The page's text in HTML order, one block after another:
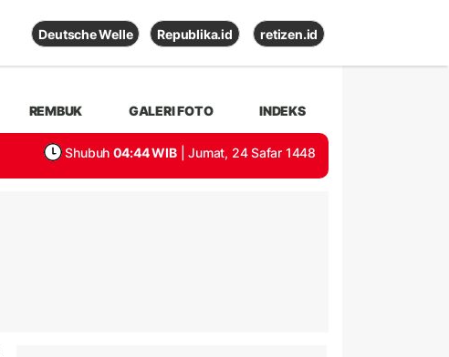
Deutsche Welle Republika.id retizen.id
REMBUK GALERI FOTO INDEKS
Shubuh 04:44 WIB | Jumat, 24 Safar 1448